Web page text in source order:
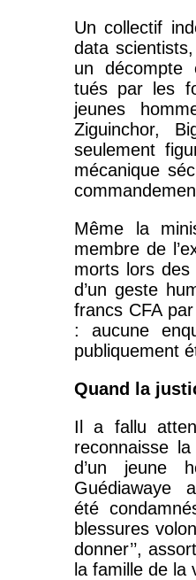
Un collectif
data
un
tués par les
jeunes
Ziguinchor,
seulement
mécanique
Même la
membre de
morts lors des
d’un geste
francs CFA
: aucune
publiquement
Quand la
Il a fallu
reconnaisse
d’un jeune
été
blessures
donner’’,
la famille de la